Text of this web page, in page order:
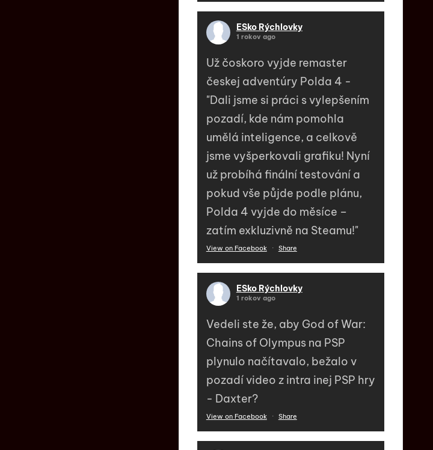
ESko Rýchlovky
1 rokov ago
Už čoskoro vyjde remaster
českej adventúry Polda 4 -
"Dali jsme si práci s vylepšením
pozadí, kde nám pomohla
umělá inteligence, a celkově
jsme vyšperkovali grafiku! Nyní
už probíhá finální testování a
pokud vše půjde podle plánu,
Polda 4 vyjde do měsíce –
zatím exkluzivně na Steamu!"
View on Facebook · Share
ESko Rýchlovky
1 rokov ago
Vedeli ste že, aby God of War:
Chains of Olympus na PSP
plynulo načítavalo, bežalo v
pozadí video z intra inej PSP hry
- Daxter?
View on Facebook · Share